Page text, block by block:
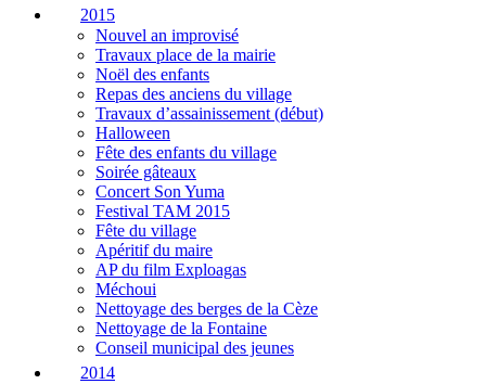
2015
Nouvel an improvisé
Travaux place de la mairie
Noël des enfants
Repas des anciens du village
Travaux d’assainissement (début)
Halloween
Fête des enfants du village
Soirée gâteaux
Concert Son Yuma
Festival TAM 2015
Fête du village
Apéritif du maire
AP du film Exploagas
Méchoui
Nettoyage des berges de la Cèze
Nettoyage de la Fontaine
Conseil municipal des jeunes
2014